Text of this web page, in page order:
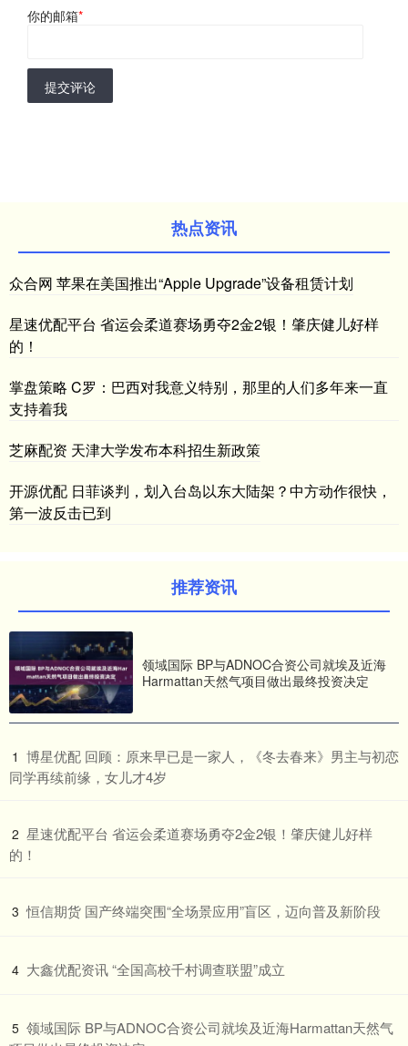
你的邮箱*
提交评论
热点资讯
众合网 苹果在美国推出“Apple Upgrade”设备租赁计划
星速优配平台 省运会柔道赛场勇夺2金2银！肇庆健儿好样
的！
掌盘策略 C罗：巴西对我意义特别，那里的人们多年来一直
支持着我
芝麻配资 天津大学发布本科招生新政策
开源优配 日菲谈判，划入台岛以东大陆架？中方动作很快，
第一波反击已到
推荐资讯
领域国际 BP与ADNOC合资公司就埃及近海
Harmattan天然气项目做出最终投资决定
1 ​博星优配 回顾：原来早已是一家人，《冬去春来》男主与初恋
同学再续前缘，女儿才4岁
2 ​星速优配平台 省运会柔道赛场勇夺2金2银！肇庆健儿好样
的！
3 ​恒信期货 国产终端突围“全场景应用”盲区，迈向普及新阶段
4 ​大鑫优配资讯 “全国高校千村调查联盟”成立
5 ​领域国际 BP与ADNOC合资公司就埃及近海Harmattan天然气